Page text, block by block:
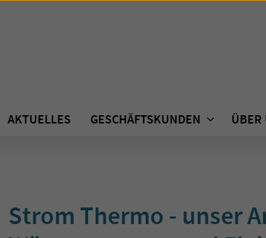
AKTUELLES GESCHÄFTSKUNDEN ÜBER
Strom Thermo - unser